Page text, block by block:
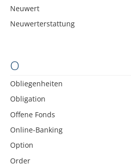
Neuwert
Neuwerterstattung
O
Obliegenheiten
Obligation
Offene Fonds
Online-Banking
Option
Order